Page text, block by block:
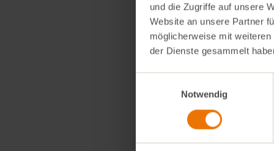
und die Zugriffe auf unsere
Website an unsere Partner
möglicherweise mit
der Dienste gesammelt
Notwendig
Theater, im
schafft neue
Seit
vermitteln.
ehrenamtliche
Gleichzeitig